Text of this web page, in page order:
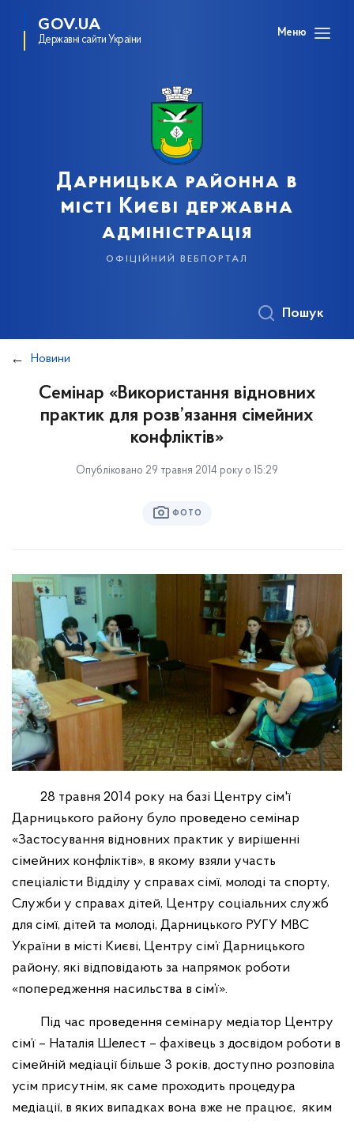
GOV.UA
Державні сайти України
Меню
Дарницька районна в
місті Києві державна
адміністрація
офіційний вебпортал
Пошук
Новини
Семінар «Використання відновних
практик для розв’язання сімейних
конфліктів»
Опубліковано 29 травня 2014 року о 15:29
ФОТО
28 травня 2014 року на базі Центру сім'ї
Дарницького району було проведено семінар
«Застосування відновних практик у вирішенні
сімейних конфліктів», в якому взяли участь
спеціалісти Відділу у справах сімї, молоді та спорту,
Служби у справах дітей, Центру соціальних служб
для сімї, дітей та молоді, Дарницького РУГУ МВС
України в місті Києві, Центру сім’ї Дарницького
району, які відповідають за напрямок роботи
«попередження насильства в сім’ї».
Під час проведення семінару медіатор Центру
сім’ї – Наталія Шелест – фахівець з досвідом роботи в
сімейній медіації більше 3 років, доступно розповіла
усім присутнім, як саме проходить процедура
медіації, в яких випадках вона вже не працює, яким